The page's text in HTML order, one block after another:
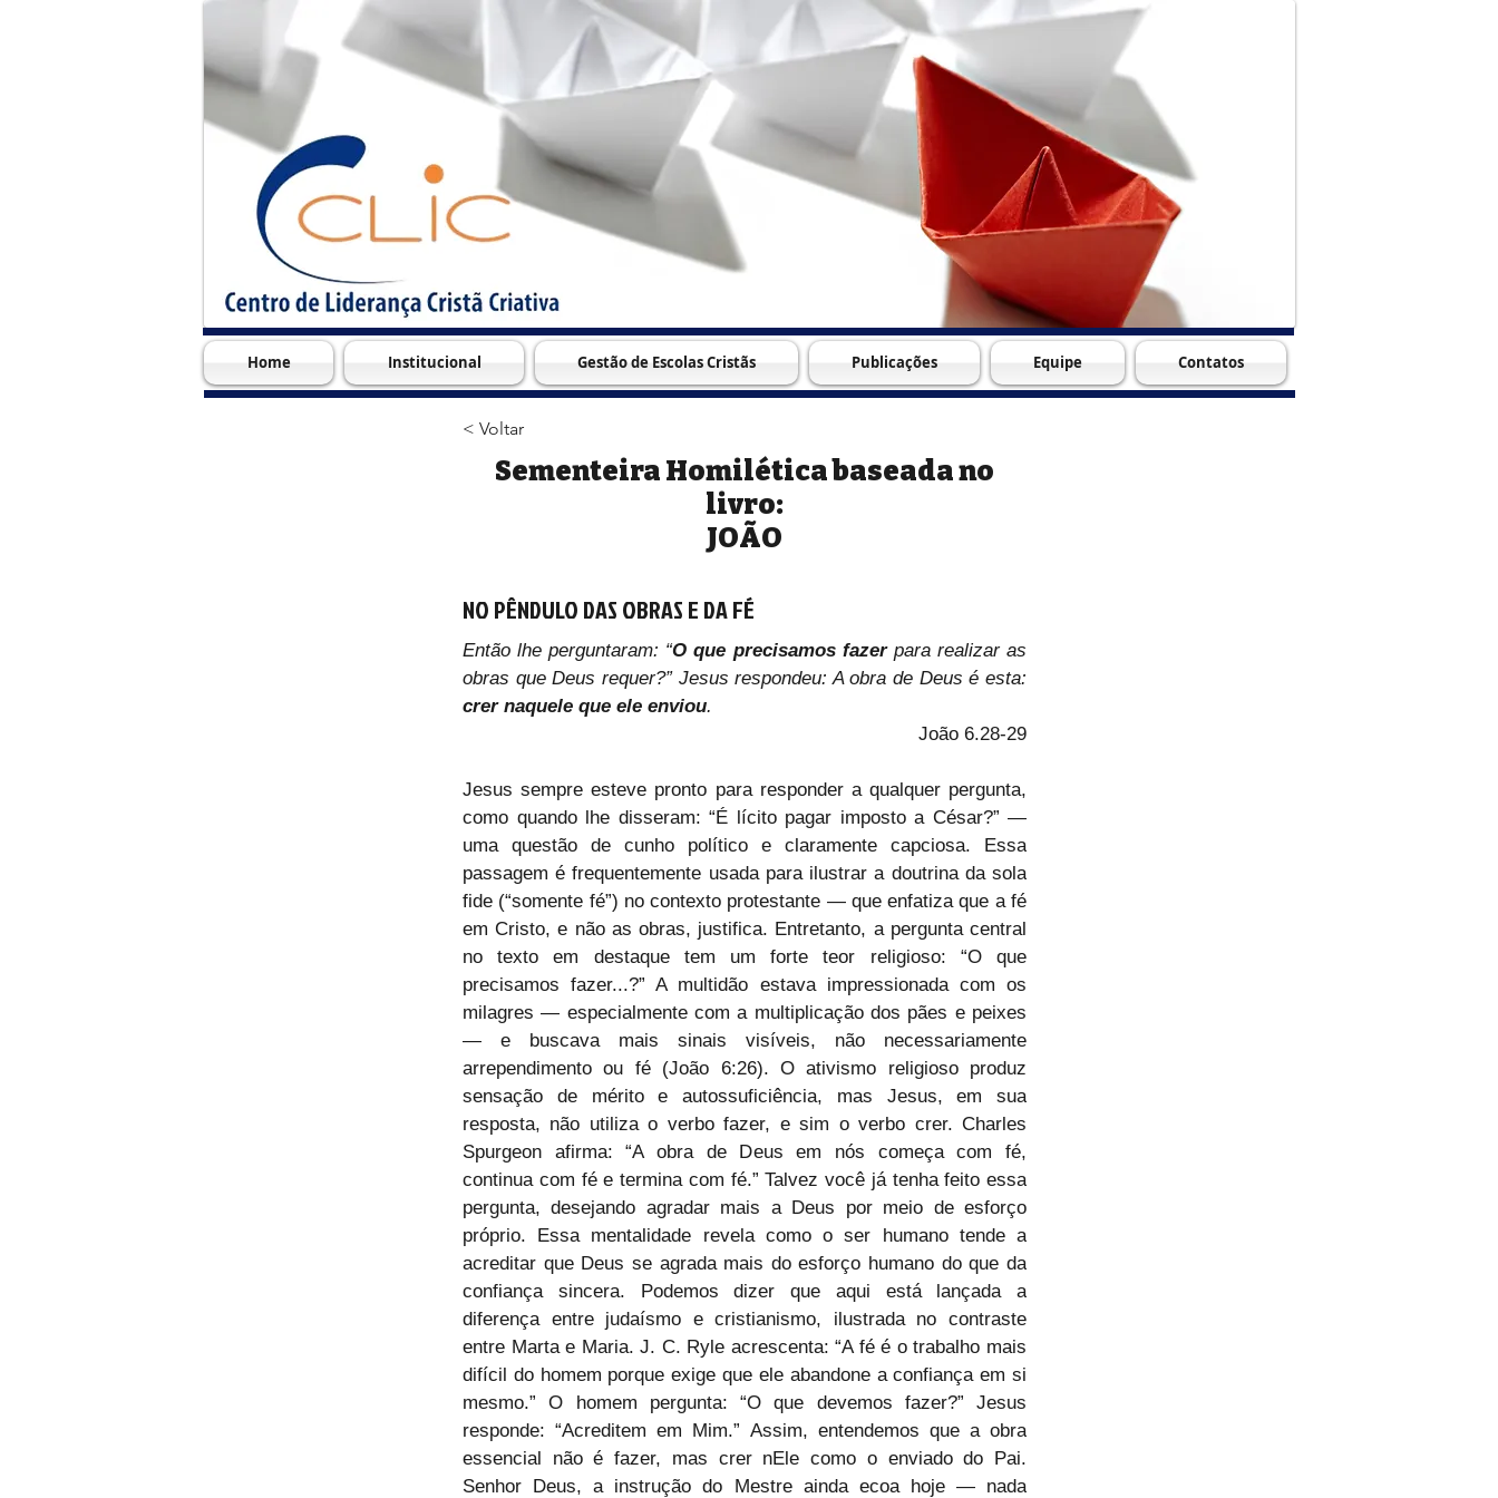
Home Institucional Gestão de Escolas Cristãs Publicações Equipe Contatos
< Voltar
Sementeira Homilética baseada no
livro:
JOÃO
NO PÊNDULO DAS OBRAS E DA FÉ
Então lhe perguntaram: “O que precisamos fazer para realizar as
crer naquele que ele enviou.
João 6.28-29
Jesus sempre esteve pronto para responder a qualquer pergunta,
como quando lhe disseram: “É lícito pagar imposto a César?” —
uma questão de cunho político e claramente capciosa. Essa
passagem é frequentemente usada para ilustrar a doutrina da sola
fide (“somente fé”) no contexto protestante — que enfatiza que a fé
em Cristo, e não as obras, justifica. Entretanto, a pergunta central
no texto em destaque tem um forte teor religioso: “O que
precisamos fazer...?” A multidão estava impressionada com os
milagres — especialmente com a multiplicação dos pães e peixes
— e buscava mais sinais visíveis, não necessariamente
arrependimento ou fé (João 6:26). O ativismo religioso produz
sensação de mérito e autossuficiência, mas Jesus, em sua
resposta, não utiliza o verbo fazer, e sim o verbo crer. Charles
Spurgeon afirma: “A obra de Deus em nós começa com fé,
continua com fé e termina com fé.” Talvez você já tenha feito essa
pergunta, desejando agradar mais a Deus por meio de esforço
próprio. Essa mentalidade revela como o ser humano tende a
acreditar que Deus se agrada mais do esforço humano do que da
confiança sincera. Podemos dizer que aqui está lançada a
diferença entre judaísmo e cristianismo, ilustrada no contraste
entre Marta e Maria. J. C. Ryle acrescenta: “A fé é o trabalho mais
difícil do homem porque exige que ele abandone a confiança em si
mesmo.” O homem pergunta: “O que devemos fazer?” Jesus
responde: “Acreditem em Mim.” Assim, entendemos que a obra
essencial não é fazer, mas crer nEle como o enviado do Pai.
Senhor Deus, a instrução do Mestre ainda ecoa hoje — nada